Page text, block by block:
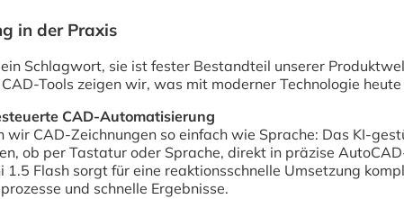
in der Praxis
Schlagwort, sie ist fester Bestandteil unserer
Tools zeigen wir, was mit moderner Technologie
CAD-Automatisierung
wir CAD-Zeichnungen so einfach wie Sprache: Das KI-
ob per Tastatur oder Sprache, direkt in präzise
1.5 Flash sorgt für eine reaktionsschnelle Umsetzung
und schnelle Ergebnisse.